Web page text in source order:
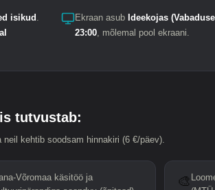
isikud .
Ekraan asub Ideekojas
23:00, mõlemal pool ekraani.
tutvustab:
kehtib soodsam hinnakiri (6 €/päev).
Võromaa käsitöö ja
🎨